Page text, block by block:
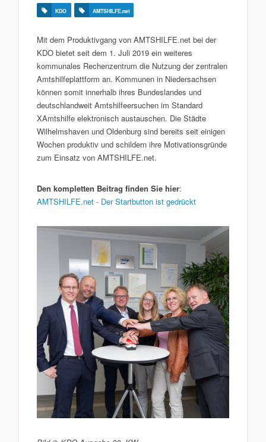
KDO AMTSHILFE.net
Mit dem Produktivgang von AMTSHILFE.net bei der
KDO bietet seit dem 1. Juli 2019 ein weiteres
kommunales Rechenzentrum die Nutzung der zentralen
Amtshilfeplattform an. Kommunen in Niedersachsen
können somit innerhalb ihres Bundeslandes und
deutschlandweit Amtshilfeersuchen im Standard
XAmtshilfe elektronisch austauschen. Die Städte
Wilhelmshaven und Oldenburg sind bereits seit einigen
Wochen produktiv und schildern ihre Motivationsgründe
zum Einsatz von AMTSHILFE.net.
Den kompletten Beitrag finden Sie hier:
AMTSHILFE.net - Der Startbutton ist gedrückt